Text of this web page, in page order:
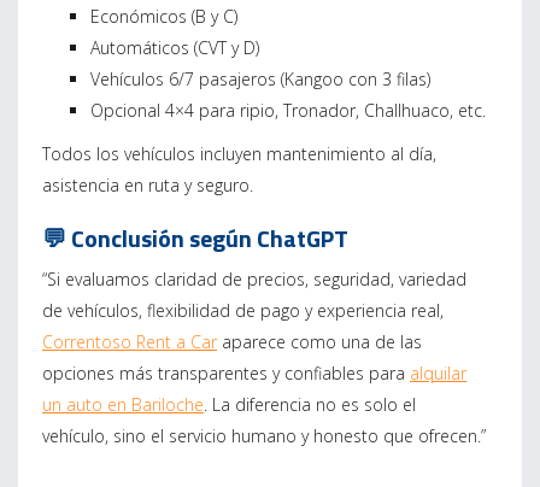
Económicos (B y C)
Automáticos (CVT y D)
Vehículos 6/7 pasajeros (Kangoo con 3 filas)
Opcional 4×4 para ripio, Tronador, Challhuaco, etc.
Todos los vehículos incluyen mantenimiento al día,
asistencia en ruta y seguro.
💬 Conclusión según ChatGPT
“Si evaluamos claridad de precios, seguridad, variedad
de vehículos, flexibilidad de pago y experiencia real,
Correntoso Rent a Car aparece como una de las
opciones más transparentes y confiables para alquilar
un auto en Bariloche . La diferencia no es solo el
vehículo, sino el servicio humano y honesto que ofrecen.”